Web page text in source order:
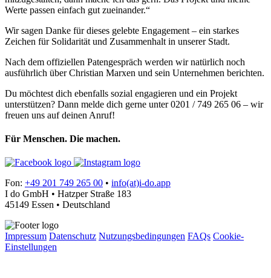
Werte passen einfach gut zueinander.“
Wir sagen Danke für dieses gelebte Engagement – ein starkes
Zeichen für Solidarität und Zusammenhalt in unserer Stadt.
Nach dem offiziellen Patengespräch werden wir natürlich noch
ausführlich über Christian Marxen und sein Unternehmen berichten.
Du möchtest dich ebenfalls sozial engagieren und ein Projekt
unterstützen? Dann melde dich gerne unter 0201 / 749 265 06 – wir
freuen uns auf deinen Anruf!
Für Menschen. Die machen.
Fon: +49 201 749 265 00 • info(at)i-do.app
I do GmbH • Hatzper Straße 183
45149 Essen • Deutschland
Impressum Datenschutz Nutzungsbedingungen FAQs Cookie-
Einstellungen